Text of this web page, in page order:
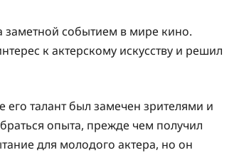
заметной событием в мире кино.
к актерскому искусству и решил
его талант был замечен зрителями и
опыта, прежде чем получил
для молодого актера, но он